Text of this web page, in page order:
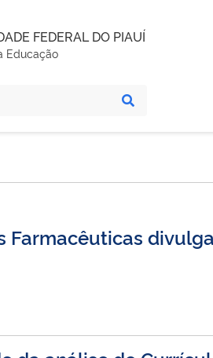
FEDERAL DO PIAUÍ
Educação
Farmacêuticas